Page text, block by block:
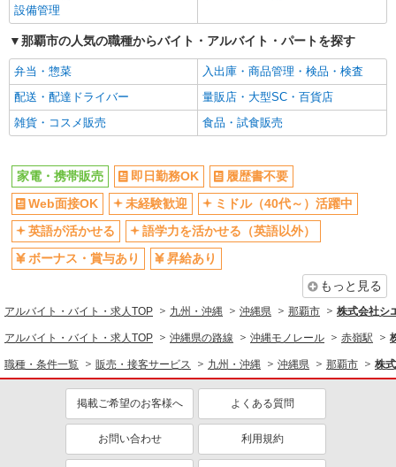
設備管理
那覇市の人気の職種からバイト・アルバイト・パートを探す
弁当・惣菜
入出庫・商品管理・検品・検査
配送・配達ドライバー
量販店・大型SC・百貨店
雑貨・コスメ販売
食品・試食販売
家電・携帯販売 即日勤務OK
履歴書不要
Web面接OK
未経験歓迎
ミドル（40代～）活躍中
英語が活かせる
語学力を活かせる（英語以外）
ボーナス・賞与あり
昇給あり
もっと見る
アルバイト・バイト・求人TOP 九州・沖縄 沖縄県 那覇市 株式会社シ
アルバイト・バイト・求人TOP 沖縄県の路線 沖縄モノレール 赤嶺駅
職種・条件一覧 販売・接客サービス 九州・沖縄 沖縄県 那覇市 株
掲載ご希望のお客様へ よくある質問
お問い合わせ 利用規約